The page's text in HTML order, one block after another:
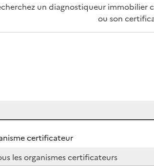
un diagnostiqueur immobilier
ou son
certificateur